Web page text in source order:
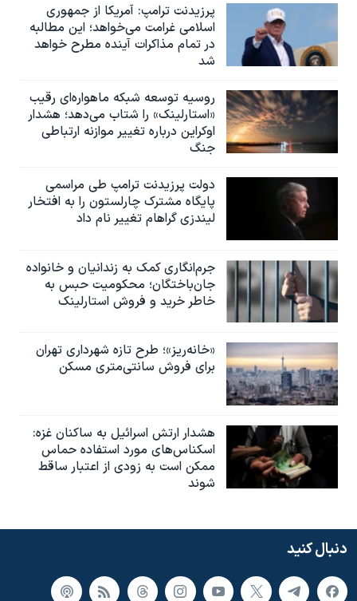
پرزیدنت ترامپ: آمریکا از جمهوری
اسلامی غرامت می‌خواهد؛ این مطالبه
در تمام مذاکرات آینده مطرح خواهد
شد
روسیه توسعه شبکه ماهواره‌ای رقیب
«استارلینک» را شتاب می‌دهد؛ هشدار
اوکراین درباره تغییر موازنه ارتباطی
جنگ
دولت پرزیدنت ترامپ طی مراسمی
پایگاه مشترک چارلستون را به افتخار
لیندزی گراهام تغییر نام داد
جرم‌انگاری کمک به زندانیان و خانواده
جان‌باختگان؛ محکومیت حبس به‌
خاطر خرید و فروش استارلینک
«خانه‌ریز»؛ طرح تازه شهرداری تهران
برای فروش سانتی‌متری مسکن
هشدار ارتش اسرائیل به ساکنان غزه:
اسکناس‌های مورد استفاده حماس
ممکن است به‌ زودی از اعتبار ساقط
شوند
دنبال کنید